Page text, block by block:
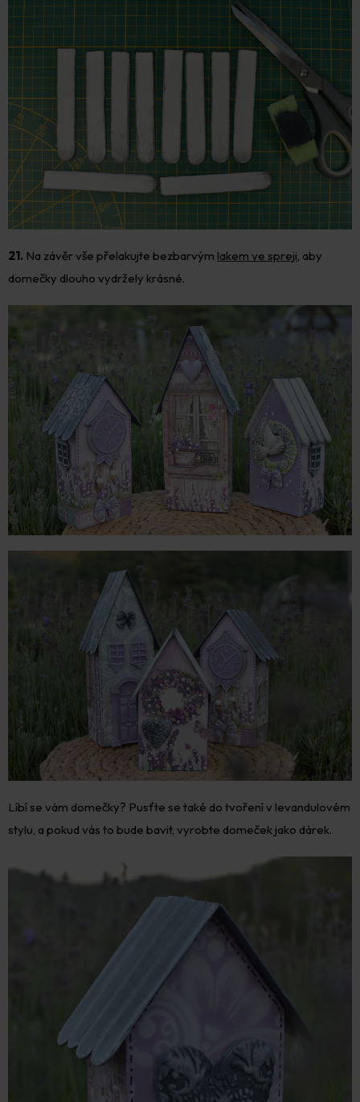
21. Na závěr vše přelakujte bezbarvým lakem ve spreji, aby
domečky dlouho vydržely krásné.
Líbí se vám domečky? Pusťte se také do tvoření v levandulovém
stylu, a pokud vás to bude bavit, vyrobte domeček jako dárek.